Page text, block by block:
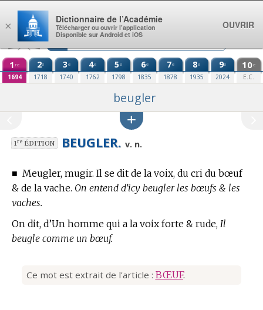
Aller au contenu
1 re
1694
2e
1718
3e
1740
4e
1762
5e
1798
6e
1835
7e
1878
8e
1935
9e
2024
10e
E.C.
beugler
1reÉDITION BEUGLER. v. n.
■ Meugler, mugir. Il se dit de la voix, du cri du bœuf
& de la vache. On entend d’icy beugler les bœufs & les
vaches.
On dit, d’Un homme qui a la voix forte & rude, Il
beugle comme un bœuf.
Ce mot est extrait de l'article : BŒUF.
×
Dictionnaire de l’Académie
Télécharger ou ouvrir l’application
Disponible sur Android et iOS
OUVRIR